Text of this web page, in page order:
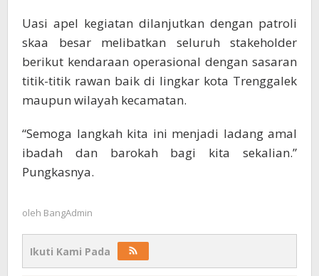
Uasi apel kegiatan dilanjutkan dengan patroli
skaa besar melibatkan seluruh stakeholder
berikut kendaraan operasional dengan sasaran
titik-titik rawan baik di lingkar kota Trenggalek
maupun wilayah kecamatan.
“Semoga langkah kita ini menjadi ladang amal
ibadah dan barokah bagi kita sekalian.”
Pungkasnya.
oleh BangAdmin
Ikuti Kami Pada